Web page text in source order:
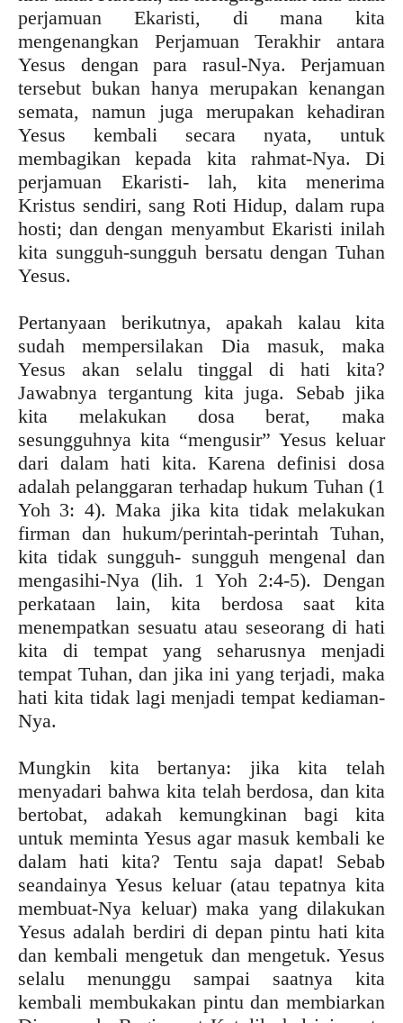
perjamuan Ekaristi, di mana kita
mengenangkan Perjamuan Terakhir antara
Yesus dengan para rasul-Nya. Perjamuan
tersebut bukan hanya merupakan kenangan
semata, namun juga merupakan kehadiran
Yesus kembali secara nyata, untuk
membagikan kepada kita rahmat-Nya. Di
perjamuan Ekaristi- lah, kita menerima
Kristus sendiri, sang Roti Hidup, dalam rupa
hosti; dan dengan menyambut Ekaristi inilah
kita sungguh-sungguh bersatu dengan Tuhan
Yesus.
Pertanyaan berikutnya, apakah kalau kita
sudah mempersilakan Dia masuk, maka
Yesus akan selalu tinggal di hati kita?
Jawabnya tergantung kita juga. Sebab jika
kita melakukan dosa berat, maka
sesungguhnya kita “mengusir” Yesus keluar
dari dalam hati kita. Karena definisi dosa
adalah pelanggaran terhadap hukum Tuhan (1
Yoh 3: 4). Maka jika kita tidak melakukan
firman dan hukum/perintah-perintah Tuhan,
kita tidak sungguh- sungguh mengenal dan
mengasihi-Nya (lih. 1 Yoh 2:4-5). Dengan
perkataan lain, kita berdosa saat kita
menempatkan sesuatu atau seseorang di hati
kita di tempat yang seharusnya menjadi
tempat Tuhan, dan jika ini yang terjadi, maka
hati kita tidak lagi menjadi tempat kediaman-
Nya.
Mungkin kita bertanya: jika kita telah
menyadari bahwa kita telah berdosa, dan kita
bertobat, adakah kemungkinan bagi kita
untuk meminta Yesus agar masuk kembali ke
dalam hati kita? Tentu saja dapat! Sebab
seandainya Yesus keluar (atau tepatnya kita
membuat-Nya keluar) maka yang dilakukan
Yesus adalah berdiri di depan pintu hati kita
dan kembali mengetuk dan mengetuk. Yesus
selalu menunggu sampai saatnya kita
kembali membukakan pintu dan membiarkan